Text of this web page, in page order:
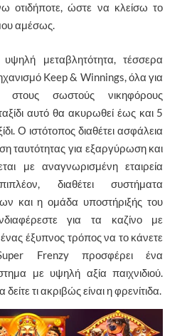
οτιδήποτε, ώστε να κλείσω το
αμέσως.
μεταβλητότητα, τέσσερα
Keep & Winnings, όλα για
στους σωστούς νικηφόρους
αυτό θα ακυρωθεί έως και 5
Ο ιστότοπος διαθέτει ασφάλεια
ταυτότητας για εξαργύρωση και
με αναγνωρισμένη εταιρεία
διαθέτει συστήματα
και η ομάδα υποστήριξής του
για τα καζίνο με
ένας έξυπνος τρόπος να το κάνετε
Frenzy προσφέρει ένα
με υψηλή αξία παιχνιδιού.
τι ακριβώς είναι η φρενίτιδα.